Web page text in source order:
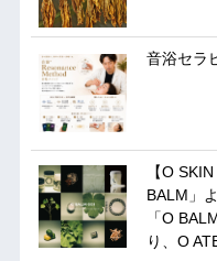
音浴セラ
【O
BALM」
「O
り、O